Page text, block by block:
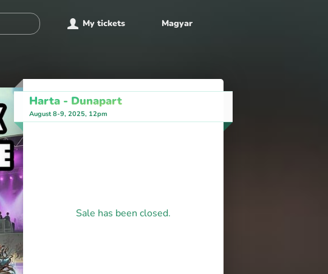
My tickets Magyar
Harta - Dunapart
August 8-9, 2025, 12pm
Sale has been closed.